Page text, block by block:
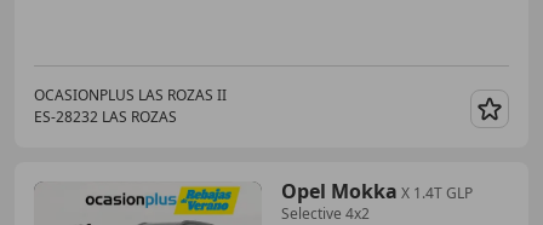
OCASIONPLUS LAS ROZAS II
ES-28232 LAS ROZAS
Opel Mokka X 1.4T GLP
Selective 4x2